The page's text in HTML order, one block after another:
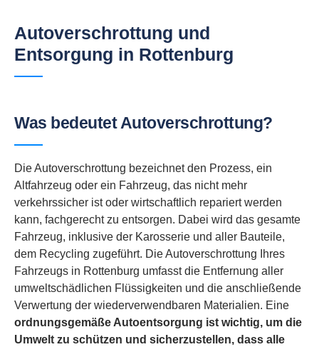
Autoverschrottung und
Entsorgung in Rottenburg
Was bedeutet Autoverschrottung?
Die Autoverschrottung bezeichnet den Prozess, ein
Altfahrzeug oder ein Fahrzeug, das nicht mehr
verkehrssicher ist oder wirtschaftlich repariert werden
kann, fachgerecht zu entsorgen. Dabei wird das gesamte
Fahrzeug, inklusive der Karosserie und aller Bauteile,
dem Recycling zugeführt. Die Autoverschrottung Ihres
Fahrzeugs in Rottenburg umfasst die Entfernung aller
umweltschädlichen Flüssigkeiten und die anschließende
Verwertung der wiederverwendbaren Materialien. Eine
ordnungsgemäße Autoentsorgung ist wichtig, um die
Umwelt zu schützen und sicherzustellen, dass alle